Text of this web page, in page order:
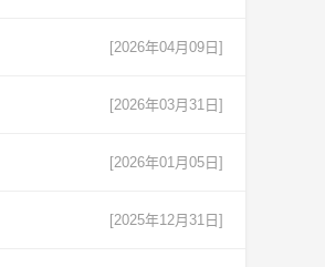
[2026年04月09日]
[2026年03月31日]
[2026年01月05日]
[2025年12月31日]